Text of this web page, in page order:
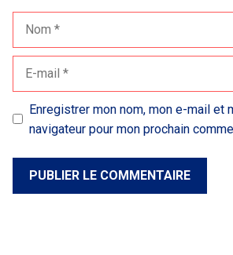
Enregistrer mon nom, mon e-mail et
navigateur pour mon prochain